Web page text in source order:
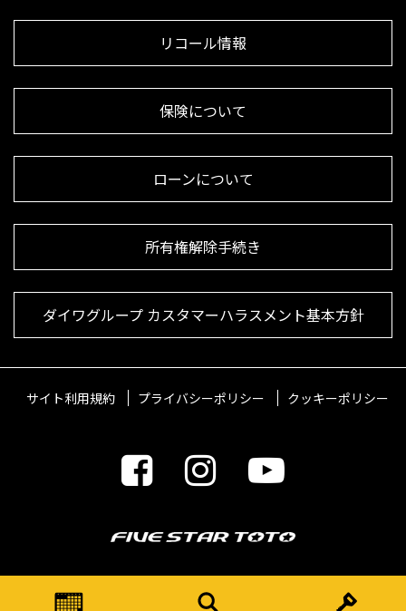
リコール情報
保険について
ローンについて
所有権解除手続き
ダイワグループ カスタマーハラスメント基本方針
サイト利用規約 プライバシーポリシー クッキーポリシー